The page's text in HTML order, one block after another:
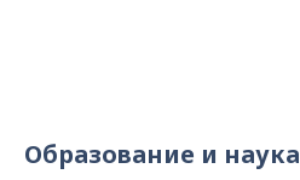
Образование и наука